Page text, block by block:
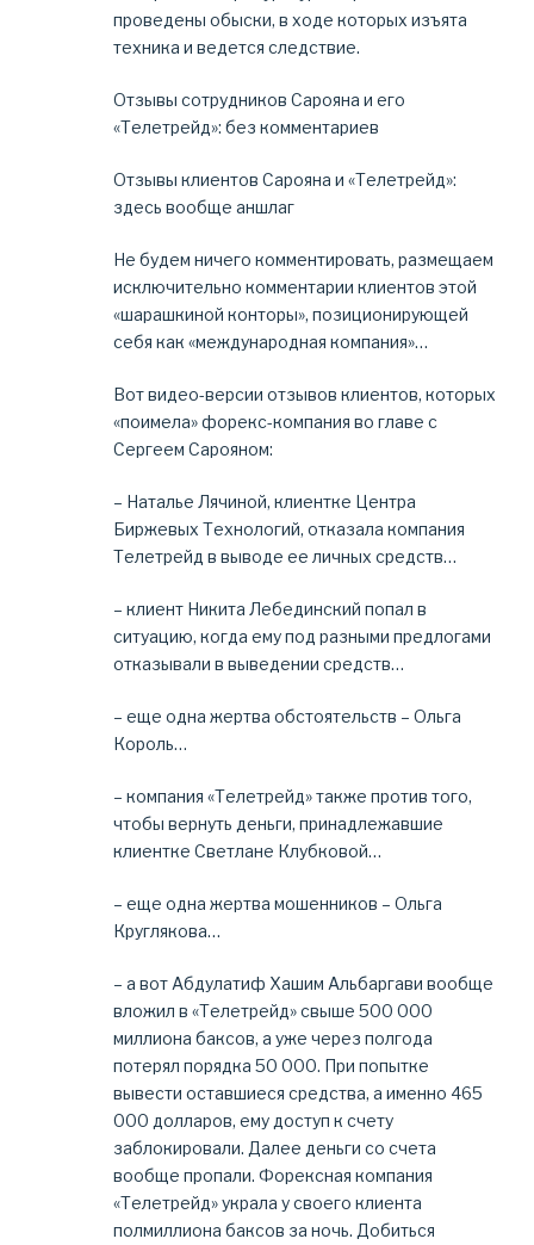
проведены обыски, в ходе которых изъята
техника и ведется следствие.
Отзывы сотрудников Сарояна и его
«Телетрейд»: без комментариев
Отзывы клиентов Сарояна и «Телетрейд»:
здесь вообще аншлаг
Не будем ничего комментировать, размещаем
исключительно комментарии клиентов этой
«шарашкиной конторы», позиционирующей
себя как «международная компания»…
Вот видео-версии отзывов клиентов, которых
«поимела» форекс-компания во главе с
Сергеем Сарояном:
– Наталье Лячиной, клиентке Центра
Биржевых Технологий, отказала компания
Телетрейд в выводе ее личных средств…
– клиент Никита Лебединский попал в
ситуацию, когда ему под разными предлогами
отказывали в выведении средств…
– еще одна жертва обстоятельств – Ольга
Король…
– компания «Телетрейд» также против того,
чтобы вернуть деньги, принадлежавшие
клиентке Светлане Клубковой…
– еще одна жертва мошенников – Ольга
Круглякова…
– а вот Абдулатиф Хашим Альбаргави вообще
вложил в «Телетрейд» свыше 500 000
миллиона баксов, а уже через полгода
потерял порядка 50 000. При попытке
вывести оставшиеся средства, а именно 465
000 долларов, ему доступ к счету
заблокировали. Далее деньги со счета
вообще пропали. Форексная компания
«Телетрейд» украла у своего клиента
полмиллиона баксов за ночь. Добиться